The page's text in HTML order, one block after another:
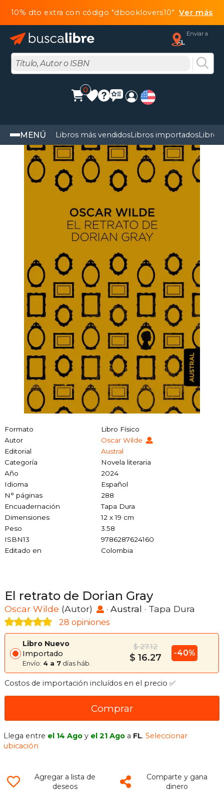
10% dto extra con código "dbooklovers10"Ver más
Enviar a
FL
0
MENÚ Libros más vendidosLibros importadosLibros
Formato
Libro Físico
Autor
Oscar Wilde
Editorial
Austral
Categoría
Novela literaria
Año
2024
Idioma
Español
N° páginas
288
Encuadernación
Tapa Dura
Dimensiones
12 x 19 cm
Peso
3.58
ISBN13
9786287624160
Editado en
Colombia
El retrato de Dorian Gray
Oscar Wilde (Autor) · Austral · Tapa Dura
28 opiniones
Libro Nuevo
Importado
Envío: 4 a 7 días háb.
$ 27.12
$ 16.27 -40%
Costos de importación incluídos en el precio ✅
Comprar
Llega entre el 14 Ago y el 21 Ago a FL.Seleccionar
ubicación
Agregar a lista de
deseos
Comparte y gana
dinero